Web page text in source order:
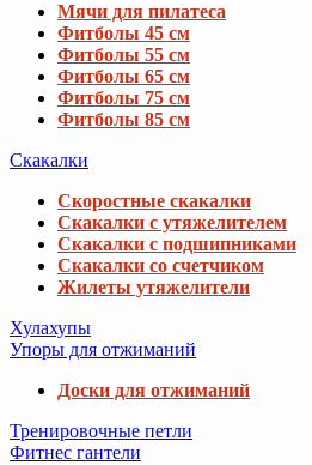
Мячи для пилатеса
Фитболы 45 см
Фитболы 55 см
Фитболы 65 см
Фитболы 75 см
Фитболы 85 см
Скакалки
Скоростные скакалки
Скакалки с утяжелителем
Скакалки с подшипниками
Скакалки со счетчиком
Жилеты утяжелители
Хулахупы
Упоры для отжиманий
Доски для отжиманий
Тренировочные петли
Фитнес гантели